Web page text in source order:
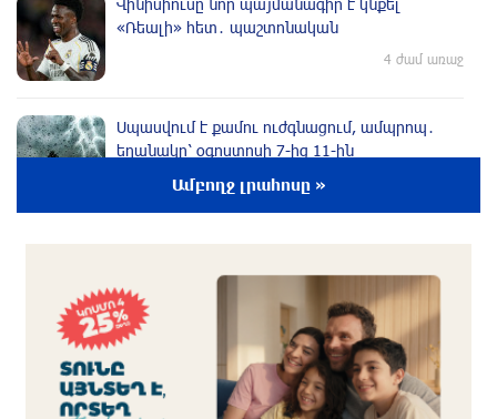
Վինիսիուսը նոր պայմանագիր է կնքել
«Ռեալի» հետ․ պաշտոնական
4 ժամ առաջ
Սպասվում է քամու ուժգնացում, ամպրոպ․
եղանակը՝ օգոստոսի 7-ից 11-ին
հարևանությամբ գտնվող աղբավայրում.
կրակն ու ծուխը տեսանելի են մի քանի
կիլոմետրից
5 ժամ առաջ
Հնդկաստանի և Իսրայելի վարչապետները
Ամբողջ լրահոսը »